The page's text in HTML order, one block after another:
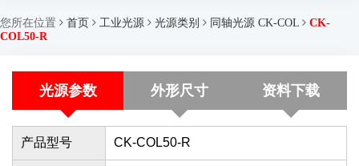
您所在位置 首页 工业光源 光源类别 同轴光源 CK-COL
CK-
COL50-R
光源参数 外形尺寸 资料下载
产品型号 CK-COL50-R